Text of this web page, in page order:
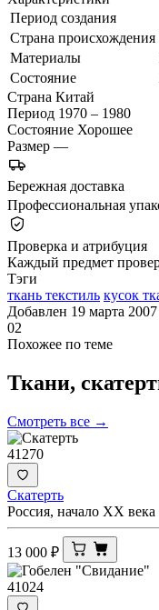
Период создания
Страна происхождения
Материалы
Состояние
Страна Китай
Период 1970 – 1980
Состояние Хорошее
Размер —
Бережная доставка
Профессиональная
Проверка и атрибуция
Каждый предмет
Тэги
ткань текстиль кусок
Добавлен 19 марта 2007
02
Похожее по теме
Ткани,
Смотреть все →
41270
Скатерть
Россия, начало ХХ века
13 000 ₽
41024